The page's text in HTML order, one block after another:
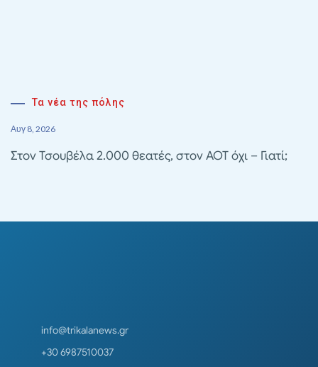
Τα νέα της πόλης
Αυγ 8, 2026
Στον Τσουβέλα 2.000 θεατές, στον ΑΟΤ όχι – Γιατί;
info@trikalanews.gr
+30 6987510037